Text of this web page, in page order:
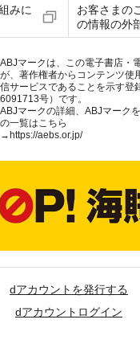
みに
お客さまの
の情報の外
ABJマークは、この電子書店・
が、著作権者からコンテンツ使
信サービスであることを示す登
6091713号）です。
ABJマークの詳細、ABJマーク
の一覧はこちら
→ https://aebs.or.jp/
dアカウントを発行する
dアカウントログイン